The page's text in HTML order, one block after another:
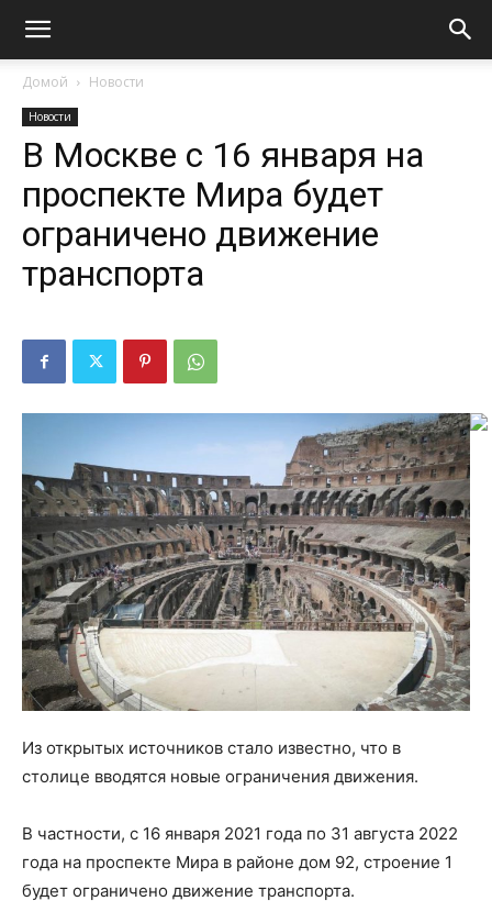
Домой Новости
Новости
В Москве с 16 января на
проспекте Мира будет
ограничено движение
транспорта
Из открытых источников стало известно, что в
столице вводятся новые ограничения движения.
В частности, с 16 января 2021 года по 31 августа 2022
года на проспекте Мира в районе дом 92, строение 1
будет ограничено движение транспорта.